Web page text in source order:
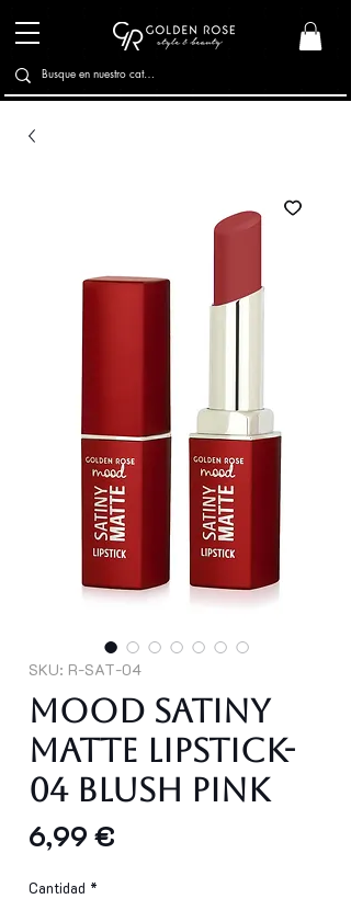
SKU: R-SAT-04
Mood Satiny
Matte Lipstick-
04 Blush Pink
6,99 €
Cantidad *